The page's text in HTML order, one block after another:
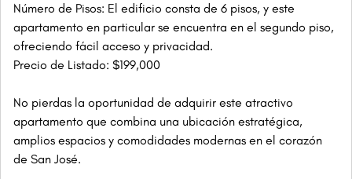
Número de Pisos: El edificio consta de 6 pisos, y este
apartamento en particular se encuentra en el segundo piso,
ofreciendo fácil acceso y privacidad.
Precio de Listado: $199,000
No pierdas la oportunidad de adquirir este atractivo
apartamento que combina una ubicación estratégica,
amplios espacios y comodidades modernas en el corazón
de San José.